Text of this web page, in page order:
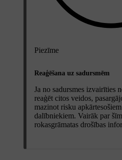
Piezīme
Reaģēšana uz sadursmēm
Ja no sadursmes izvairīties
reaģēt citos veidos,
mazinot risku
dalībniekiem. Vairāk par
rokasgrāmatas drošības